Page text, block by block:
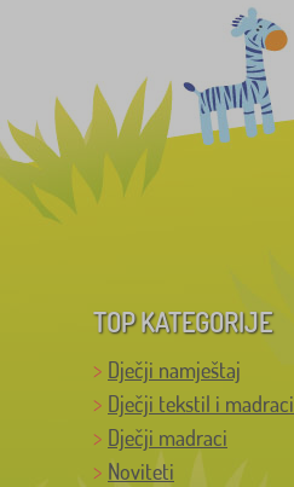
TOP KATEGORIJE
Dječji namještaj
Dječji tekstil i madraci
Dječji madraci
Noviteti